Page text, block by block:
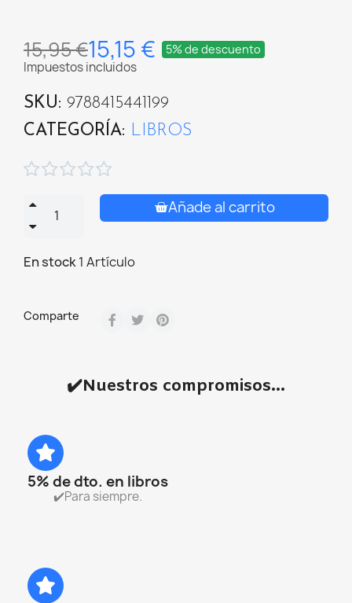
15,95 €15,15 € 5% de descuento
Impuestos incluidos
SKU
9788415441199
CATEGORÍA
LIBROS

Añade al carrito
En stock1 Artículo
Comparte
✔️Nuestros compromisos...
5% de dto. en libros
✔️Para siempre.